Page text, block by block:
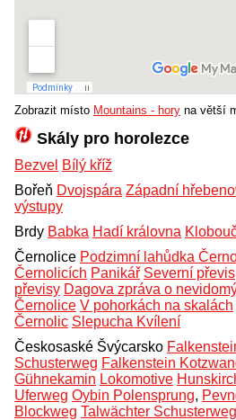
Zobrazit místo Mountains - hory na větší
Skály pro horolezce
Bezvel Bílý kříž
Bořeň Dvojspára Západní
výstupy
Brdy Babka Hadí královna
Černolice Podzimní lahůdka
Černolicích Panikář Severní převis
převisy Dagova zpráva o
Černolice V pohorkách na skalách
Černolic Slepucha Kvílení
Českosaské Švýcarsko
Schusterweg Falkenstein
Gühnekamin Lokomotive
Uferweg Oybin Polensprung,
Blockweg Talwächter Schusterweg